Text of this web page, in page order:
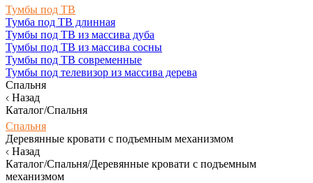
Тумбы под ТВ
Тумба под ТВ длинная
Тумбы под ТВ из массива дуба
Тумбы под ТВ из массива сосны
Тумбы под ТВ современные
Тумбы под телевизор из массива дерева
Спальня
Назад
Каталог/Спальня
Спальня
Деревянные кровати с подъемным механизмом
Назад
Каталог/Спальня/Деревянные кровати с подъемным
механизмом